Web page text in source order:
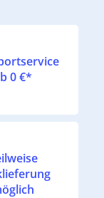
0 €*